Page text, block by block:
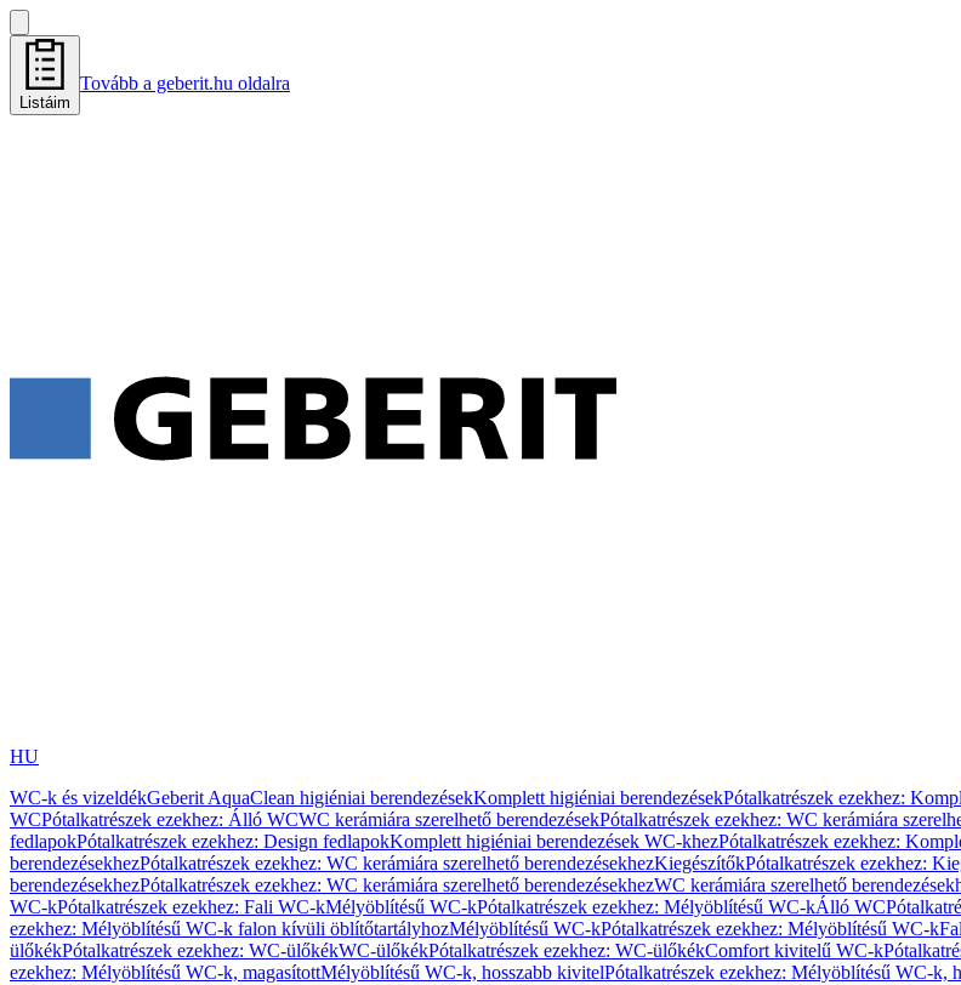
Listáim
Tovább a geberit.hu oldalra
HU
WC-k és vizeldékGeberit AquaClean higiéniai berendezésekKomplett higiéniai berendezésekPótalkatrészek ezekhez:
WCPótalkatrészek ezekhez: Álló WCWC kerámiára szerelhető berendezésekPótalkatrészek ezekhez: WC kerámiára
fedlapokPótalkatrészek ezekhez: Design fedlapokKomplett higiéniai berendezések WC-khezPótalkatrészek ezekhez:
berendezésekhezPótalkatrészek ezekhez: WC kerámiára szerelhető berendezésekhezKiegészítőkPótalkatrészek ezekhez:
berendezésekhezPótalkatrészek ezekhez: WC kerámiára szerelhető berendezésekhezWC kerámiára szerelhető
WC-kPótalkatrészek ezekhez: Fali WC-kMélyöblítésű WC-kPótalkatrészek ezekhez: Mélyöblítésű WC-kÁlló WC
ezekhez: Mélyöblítésű WC-k falon kívüli öblítőtartályhozMélyöblítésű WC-kPótalkatrészek ezekhez: Mélyöblítésű WC-k
ülőkékPótalkatrészek ezekhez: WC-ülőkékWC-ülőkékPótalkatrészek ezekhez: WC-ülőkékComfort kivitelű WC-k
ezekhez: Mélyöblítésű WC-k, magasítottMélyöblítésű WC-k, hosszabb kivitelPótalkatrészek ezekhez: Mélyöblítésű WC-k,